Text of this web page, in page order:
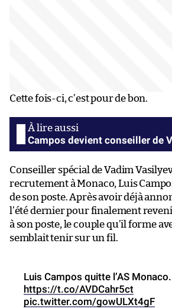
Cette fois-ci, c’est pour de bon.
Campos devient conseiller de
Conseiller spécial de Vadim
recrutement à Monaco, Luis
de son poste. Après avoir déjà
l’été dernier pour finalement
à son poste, le couple qu’il forme
semblait tenir sur un fil.
Luis Campos quitte l’AS
https://t.co/AVDCahr5ct
pic.twitter.com/gowULXt4gF